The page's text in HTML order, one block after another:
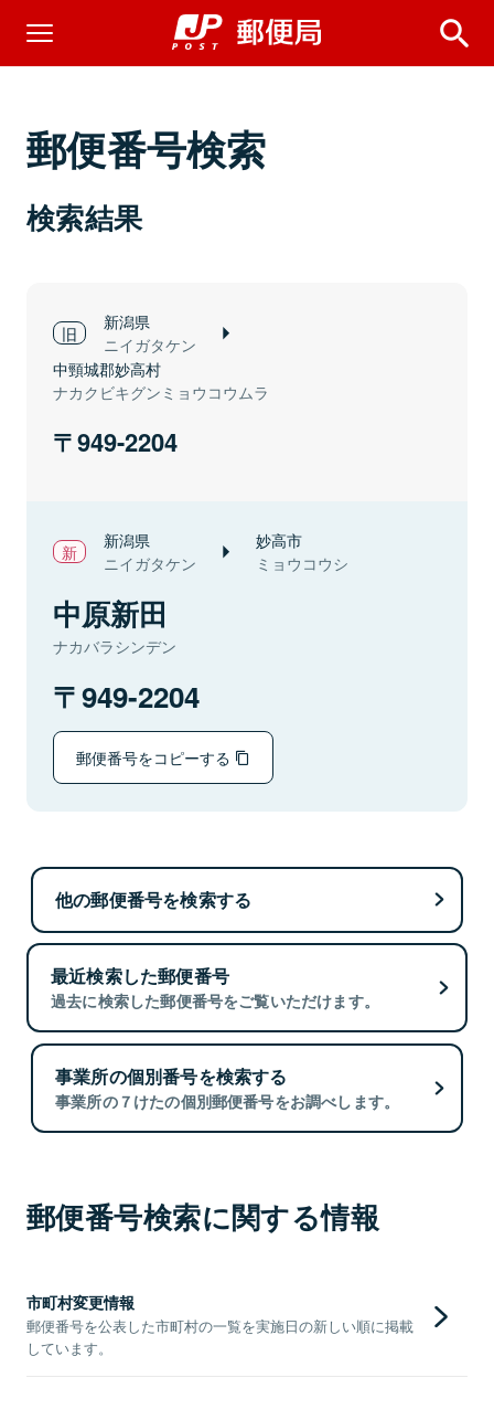
郵便番号検索
検索結果
新潟県
ニイガタケン
中頸城郡妙高村
ナカクビキグンミョウコウムラ
949-2204
新潟県
ニイガタケン
妙高市
ミョウコウシ
中原新田
ナカバラシンデン
949-2204
郵便番号をコピーする
他の郵便番号を検索する
最近検索した郵便番号
過去に検索した郵便番号をご覧いただけます。
事業所の個別番号を検索する
事業所の７けたの個別郵便番号をお調べします。
郵便番号検索に関する情報
市町村変更情報
郵便番号を公表した市町村の一覧を実施日の新しい順に掲載
しています。